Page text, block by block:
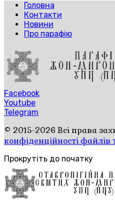
Головна
Контакти
Новини
Про парафію
Facebook
Youtube
Telegram
© 2015-2026 Всі права
конфіденційності файлів
Прокрутіть до початку